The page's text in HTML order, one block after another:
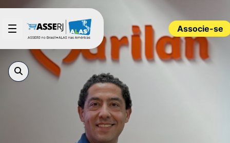
Pular para o Conteúdo principal
Associe-se